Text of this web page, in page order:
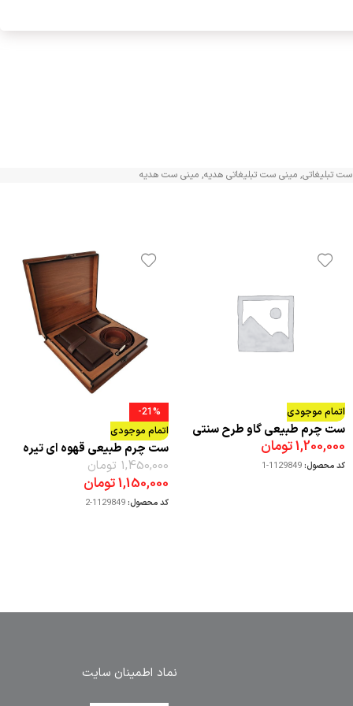
تبلیغاتی, مینی ست تبلیغاتی هدیه, مینی ست هدیه
اتمام موجودی
ست چرم طبیعی گاو طرح سنتی
1,200,000تومان
کد محصول:1129849-1
-21%
اتمام موجودی
ست چرم طبیعی قهوه ای تیره
1,450,000 تومان
1,150,000تومان
کد محصول:1129849-2
نماد اطمینان سایت